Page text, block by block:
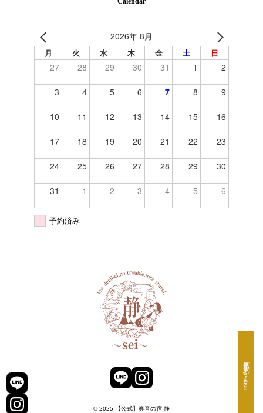
Reservation
2026年 8月
月 火 水 木 金 土 日
27 28 29 30 31 1 2
3 4 5 6 7 8 9
10 11 12 13 14 15 16
17 18 19 20 21 22 23
24 25 26 27 28 29 30
31 1 2 3 4 5 6
予約済み
© 2025 【公式】爽音の宿 静